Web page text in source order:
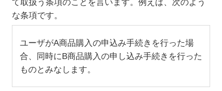
て取扱う条項のことを言います。例えば、次のよう
な条項です。
ユーザがA商品購入の申込み手続きを行った場
合、同時にB商品購入の申し込み手続きを行った
ものとみなします。